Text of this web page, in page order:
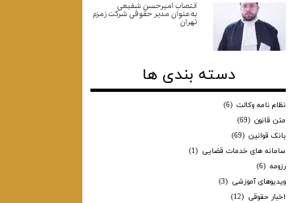
انتصاب امیرحسن شفیعی
به‌عنوان مدیر حقوقی شرکت زمزم
تهران
دسته بندی ها
نظام نامه وکالت (6)
متن قانون (69)
بانک قوانین (69)
سامانه های خدمات قضایی (1)
رزومه (6)
ویدیوهای آموزشی (3)
اخبار حقوقی (12)